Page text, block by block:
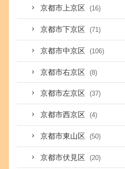
京都市上京区 (16)
京都市下京区 (71)
京都市中京区 (106)
京都市右京区 (8)
京都市左京区 (37)
京都市西京区 (4)
京都市東山区 (50)
京都市伏見区 (20)